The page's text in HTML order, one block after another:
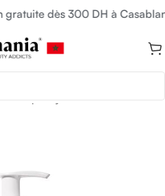
dès 300 DH à
posay cicatrisations